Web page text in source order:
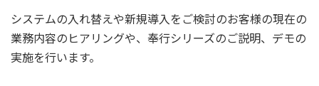
システムの入れ替えや新規導入をご検討のお客様の現在の
業務内容のヒアリングや、奉行シリーズのご説明、デモの
実施を行います。